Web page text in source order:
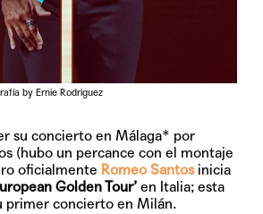
by Ernie Rodriguez
su concierto en Málaga* por
(hubo un percance con el montaje
oficialmente Romeo Santosinicia
Golden Tour’en Italia; esta
primer concierto en Milán.